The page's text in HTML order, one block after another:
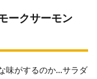
ークサーモン
味がするのか…サラダ